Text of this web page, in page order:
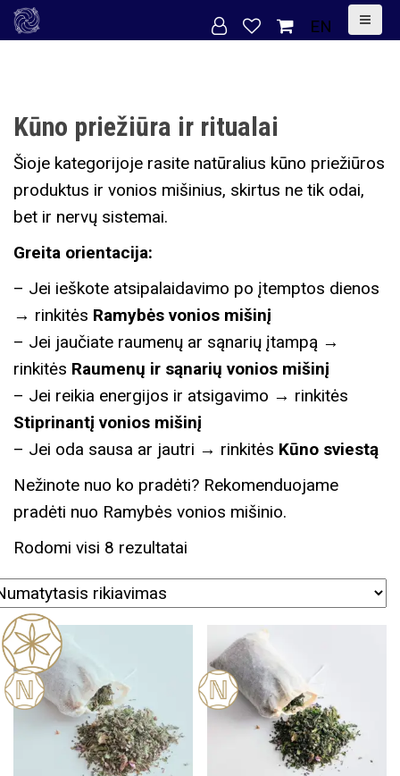
k
EN
Kūno priežiūra ir ritualai
Šioje kategorijoje rasite natūralius kūno priežiūros
produktus ir vonios mišinius, skirtus ne tik odai,
bet ir nervų sistemai.
Greita orientacija:
– Jei ieškote atsipalaidavimo po įtemptos dienos
→ rinkitės Ramybės vonios mišinį
– Jei jaučiate raumenų ar sąnarių įtampą →
rinkitės Raumenų ir sąnarių vonios mišinį
– Jei reikia energijos ir atsigavimo → rinkitės
Stiprinantį vonios mišinį
– Jei oda sausa ar jautri → rinkitės Kūno sviestą
Nežinote nuo ko pradėti? Rekomenduojame
pradėti nuo Ramybės vonios mišinio.
Rodomi visi 8 rezultatai
Nauj
a
Nauj
a